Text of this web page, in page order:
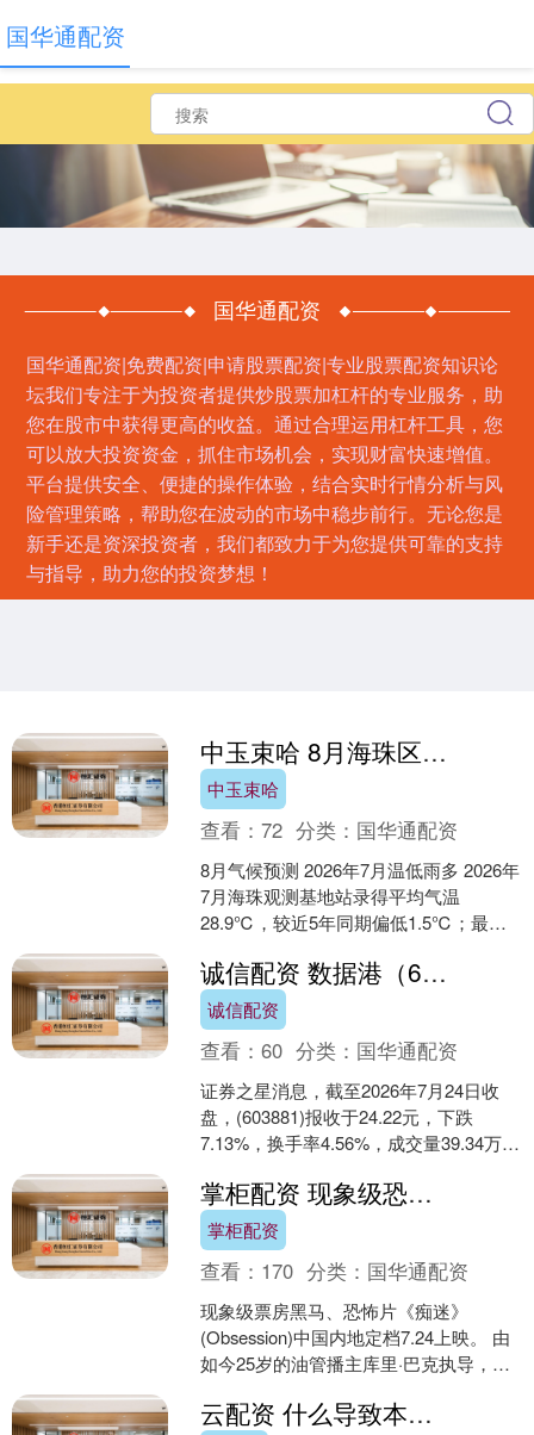
国华通配资
国华通配资|免费配资|申请股票配资|专业股票配资知识论
坛我们专注于为投资者提供炒股票加杠杆的专业服务，助
您在股市中获得更高的收益。通过合理运用杠杆工具，您
可以放大投资资金，抓住市场机会，实现财富快速增值。
平台提供安全、便捷的操作体验，结合实时行情分析与风
险管理策略，帮助您在波动的市场中稳步前行。无论您是
新手还是资深投资者，我们都致力于为您提供可靠的支持
与指导，助力您的投资梦想！
国华通配资
中玉束哈 8月海珠区温高雨持平
中玉束哈
查看：72 分类： 国华通配资
8月气候预测 2026年7月温低雨多 2026年
7月海珠观测基地站录得平均气温
28.9℃，较近5年同期偏低1.5℃；最高
诚信配资 数据港（603881）7月24日主力资金净卖出7679.67万元
诚信配资
查看：60 分类： 国华通配资
证券之星消息，截至2026年7月24日收
盘，(603881)报收于24.22元，下跌
7.13%，换手率4.56%，成交量39.34万
掌柜配资 现象级恐怖片《痴迷》内地定档7月24日公映，75万美元成本创4.3亿全球票房
掌柜配资
查看： 170 分类： 国华通配资
现象级票房黑马、恐怖片《痴迷》
(Obsession)中国内地定档7.24上映。 由
如今25岁的油管播主库里·巴克执导，迈
述....
云配资 什么导致本周市场大动荡？高盛合伙人：不是沃什，而是AI再平衡